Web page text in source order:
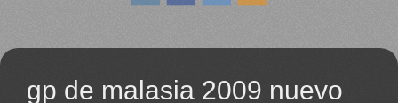
gp de malasia 2009 nuevo